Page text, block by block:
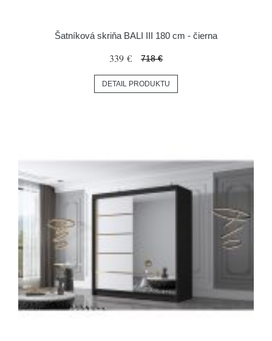
Šatníková skriňa BALI III 180 cm - čierna
339 € 718 €
DETAIL PRODUKTU